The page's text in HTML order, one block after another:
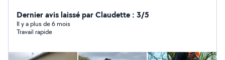
dangereux enlèvement de chenille processionnaire
traitement antimites toiture couverture traitement anti
mousse traitement de charpente netoyage haute
espaces vert
Dernier avis laissé par Claudette : 3/5
Il y a plus de 6 mois
Travail rapide